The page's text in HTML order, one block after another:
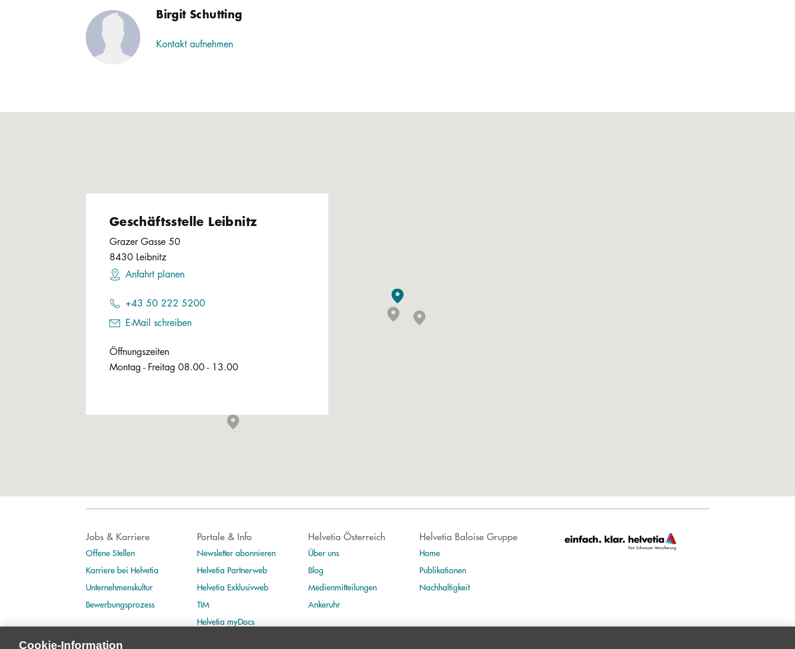
Birgit Schutting
Kontakt aufnehmen
Geschäftsstelle Leibnitz
Grazer Gasse 50
8430 Leibnitz
Anfahrt planen
+43 50 222 5200
E-Mail schreiben
Öffnungszeiten
Montag - Freitag 08.00 - 13.00
Jobs & Karriere
Offene Stellen
Karriere bei Helvetia
Unternehmenskultur
Bewerbungsprozess
Portale & Info
Newsletter abonnieren
Helvetia Partnerweb
Helvetia Exklusivweb
TIM
Helvetia myDocs
Helvetia Österreich
Über uns
Blog
Medienmitteilungen
Ankeruhr
Helvetia Baloise Gruppe
Home
Publikationen
Nachhaltigkeit
Cookie-Information